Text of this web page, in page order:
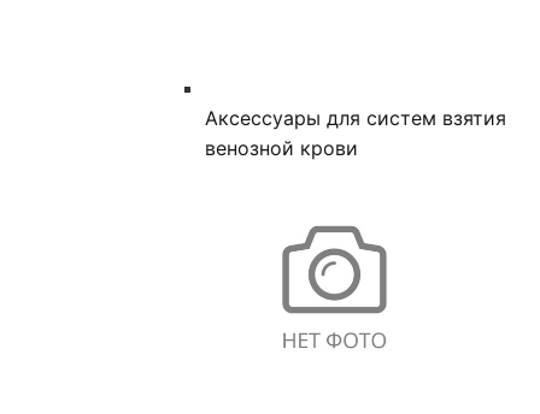
Аксессуары для систем взятия
венозной крови